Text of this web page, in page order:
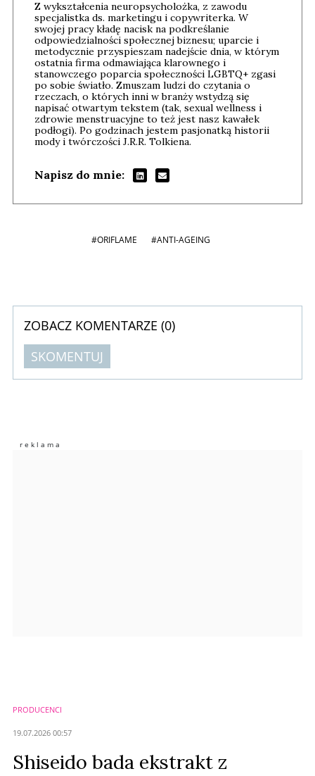
Z wykształcenia neuropsycholożka, z zawodu
specjalistka ds. marketingu i copywriterka. W
swojej pracy kładę nacisk na podkreślanie
odpowiedzialności społecznej biznesu; uparcie i
metodycznie przyspieszam nadejście dnia, w którym
ostatnia firma odmawiająca klarownego i
stanowczego poparcia społeczności LGBTQ+ zgasi
po sobie światło. Zmuszam ludzi do czytania o
rzeczach, o których inni w branży wstydzą się
napisać otwartym tekstem (tak, sexual wellness i
zdrowie menstruacyjne to też jest nasz kawałek
podłogi). Po godzinach jestem pasjonatką historii
mody i twórczości J.R.R. Tolkiena.
Napisz do mnie:
#ORIFLAME #ANTI-AGEING
ZOBACZ KOMENTARZE (0)
SKOMENTUJ
Imię (Wymagane)
PRODUCENCI
19.07.2026 00:57
Shiseido bada ekstrakt z